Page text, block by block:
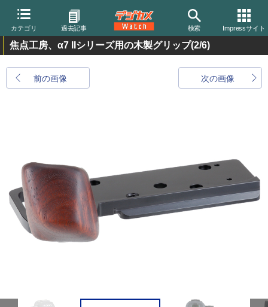
カテゴリ 過去記事 検索 Impressサイト
焦点工房、α7 IIシリーズ用の木製グリップ(2/6)
前の画像 次の画像